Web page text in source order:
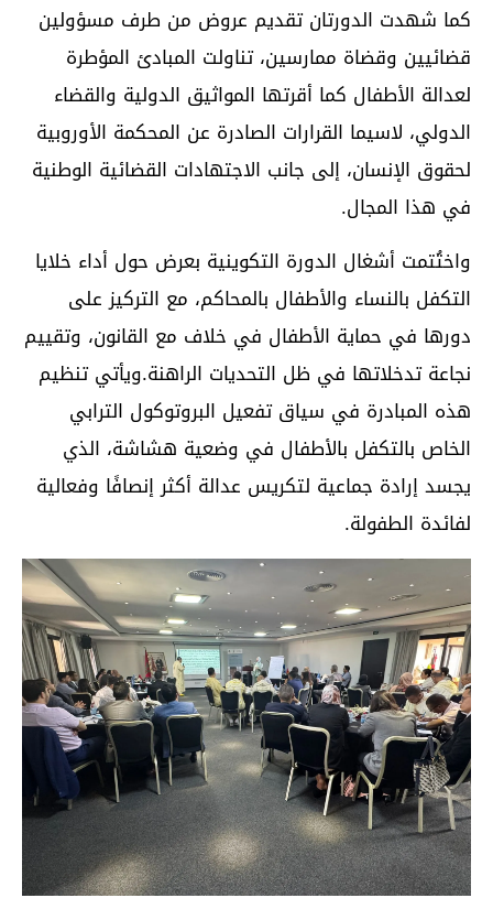
كما شهدت الدورتان تقديم عروض من طرف مسؤولين
قضائيين وقضاة ممارسين، تناولت المبادئ المؤطرة
لعدالة الأطفال كما أقرتها المواثيق الدولية والقضاء
الدولي، لاسيما القرارات الصادرة عن المحكمة الأوروبية
لحقوق الإنسان، إلى جانب الاجتهادات القضائية الوطنية
في هذا المجال.
واختُتمت أشغال الدورة التكوينية بعرض حول أداء خلايا
التكفل بالنساء والأطفال بالمحاكم، مع التركيز على
دورها في حماية الأطفال في خلاف مع القانون، وتقييم
نجاعة تدخلاتها في ظل التحديات الراهنة.ويأتي تنظيم
هذه المبادرة في سياق تفعيل البروتوكول الترابي
الخاص بالتكفل بالأطفال في وضعية هشاشة، الذي
يجسد إرادة جماعية لتكريس عدالة أكثر إنصافًا وفعالية
لفائدة الطفولة.